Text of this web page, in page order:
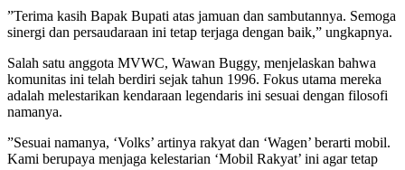
‎”Terima kasih Bapak Bupati atas jamuan dan sambutannya. Semoga
sinergi dan persaudaraan ini tetap terjaga dengan baik,” ungkapnya.
‎Salah satu anggota MVWC, Wawan Buggy, menjelaskan bahwa
komunitas ini telah berdiri sejak tahun 1996. Fokus utama mereka
adalah melestarikan kendaraan legendaris ini sesuai dengan filosofi
namanya.
‎”Sesuai namanya, ‘Volks’ artinya rakyat dan ‘Wagen’ berarti mobil.
Kami berupaya menjaga kelestarian ‘Mobil Rakyat’ ini agar tetap